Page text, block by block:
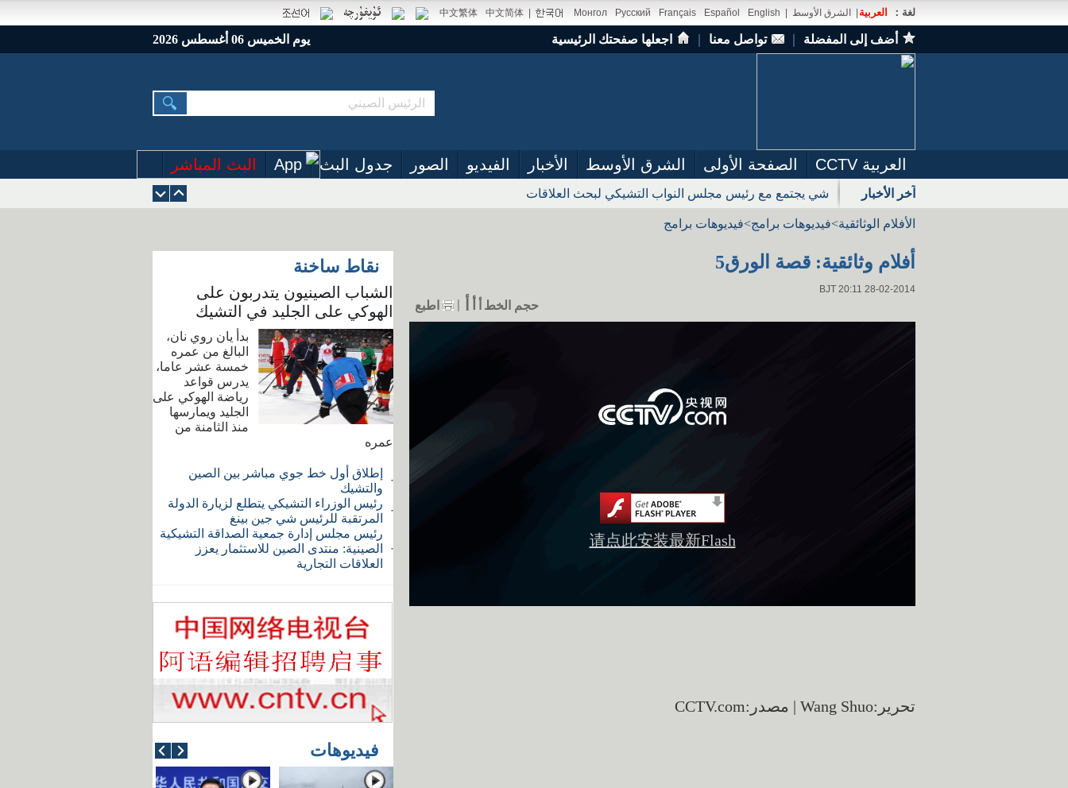
لغة： العربية الشرق الأوسط English
Español
Français
Русский
Монгол
中文简体
中文繁体
أضف إلى المفضلة تواصل معنا اجعلها صفحتك الرئيسية يوم الخميس 06 أغسطس 2026
العربية CCTV الصفحة الأولى الشرق الأوسط الأخبار الفيديو الصور جدول البث App البث المباشر
آخر الأخبار شي يجتمع مع رئيس مجلس النواب التشيكي لبحث العلاقات
الأفلام الوثائقية>فيديوهات برامج>فيديوهات برامج
نقاط ساخنة
الشباب الصينيون يتدربون على
الهوكي على الجليد في التشيك
بدأ يان روي نان،
البالغ من عمره
خمسة عشر عاما،
يدرس قواعد
رياضة الهوكي على
الجليد ويمارسها
منذ الثامنة من
عمره
إطلاق أول خط جوي مباشر بين الصين
والتشيك
رئيس الوزراء التشيكي يتطلع لزيارة الدولة
المرتقبة للرئيس شي جين بينغ
رئيس مجلس إدارة جمعية الصداقة التشيكية
الصينية: منتدى الصين للاستثمار يعزز
العلاقات التجارية
فيديوهات
أفلام وثائقية: قصة الورق5
BJT 20:11 28-02-2014
اطبع حجم الخط
请点此安装最新Flash
تحرير:Wang Shuo | مصدر:CCTV.com